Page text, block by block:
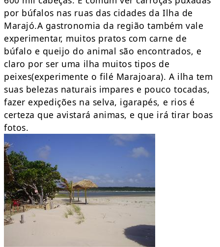
por búfalos nas ruas das cidades da Ilha de
Marajó.A gastronomia da região também vale
experimentar, muitos pratos com carne de
búfalo e queijo do animal são encontrados, e
claro por ser uma ilha muitos tipos de
peixes(experimente o filé Marajoara). A ilha tem
suas belezas naturais impares e pouco tocadas,
fazer expedições na selva, igarapés, e rios é
certeza que avistará animas, e que irá tirar boas
fotos.